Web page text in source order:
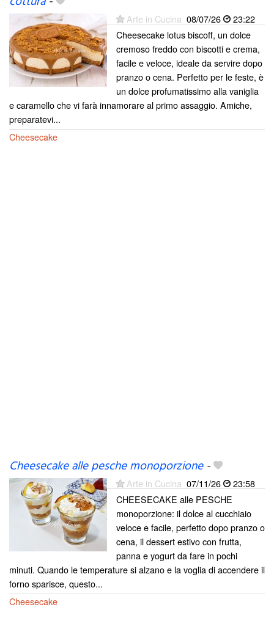
Arte in Cucina 08/07/26
23:22
Cheesecake lotus biscoff, un dolce
cremoso freddo con biscotti e crema,
facile e veloce, ideale da servire dopo
pranzo o cena. Perfetto per le feste, è
un dolce profumatissimo alla vaniglia
e caramello che vi farà innamorare al primo assaggio. Amiche,
preparatevi...
Cheesecake
Cheesecake alle pesche monoporzione-
Arte in Cucina 07/11/26
23:58
CHEESECAKE alle PESCHE
monoporzione: il dolce al cucchiaio
veloce e facile, perfetto dopo pranzo o
cena, il dessert estivo con frutta,
panna e yogurt da fare in pochi
minuti. Quando le temperature si alzano e la voglia di accendere il
forno sparisce, questo...
Cheesecake